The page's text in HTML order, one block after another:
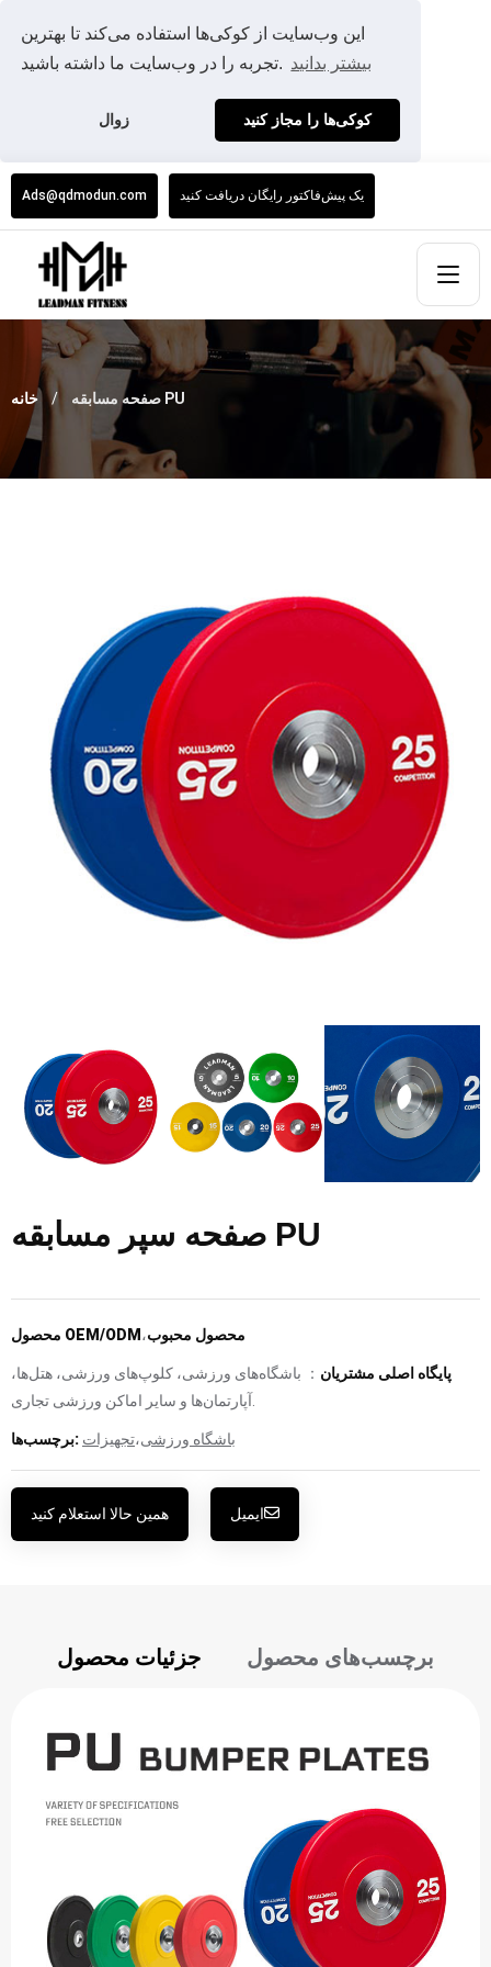
این وب‌سایت از کوکی‌ها استفاده می‌کند تا بهترین
تجربه را در وب‌سایت ما داشته باشید. بیشتر بدانید
زوال کوکی‌ها را مجاز کنید
Ads@qdmodun.com یک پیش‌فاکتور رایگان دریافت کنید
خانه صفحه مسابقه PU
صفحه سپر مسابقه PU
محصول OEM/ODM ،محصول محبوب
پایگاه اصلی مشتریان ： باشگاه‌های ورزشی، کلوپ‌های ورزشی، هتل‌ها،
برچسب‌ها: تجهیزات،باشگاه ورزشی
همین حالا استعلام کنید ایمیل
جزئیات محصول برچسب‌های محصول